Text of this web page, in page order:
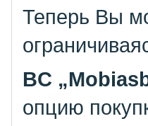
Теперь Вы
BC
опцию